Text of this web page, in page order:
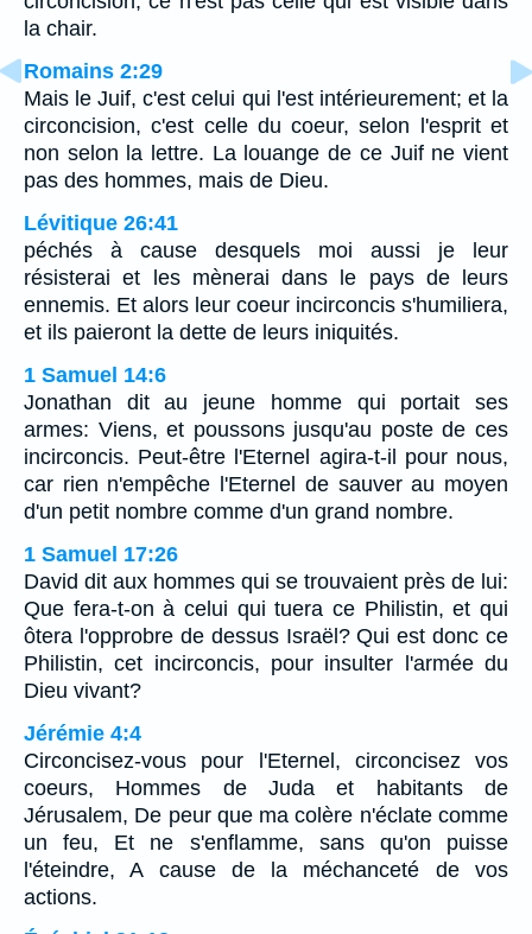
la chair.
Romains 2:29
Mais le Juif, c'est celui qui l'est intérieurement; et la
circoncision, c'est celle du coeur, selon l'esprit et
non selon la lettre. La louange de ce Juif ne vient
pas des hommes, mais de Dieu.
Lévitique 26:41
péchés à cause desquels moi aussi je leur
résisterai et les mènerai dans le pays de leurs
ennemis. Et alors leur coeur incirconcis s'humiliera,
et ils paieront la dette de leurs iniquités.
1 Samuel 14:6
Jonathan dit au jeune homme qui portait ses
armes: Viens, et poussons jusqu'au poste de ces
incirconcis. Peut-être l'Eternel agira-t-il pour nous,
car rien n'empêche l'Eternel de sauver au moyen
d'un petit nombre comme d'un grand nombre.
1 Samuel 17:26
David dit aux hommes qui se trouvaient près de lui:
Que fera-t-on à celui qui tuera ce Philistin, et qui
ôtera l'opprobre de dessus Israël? Qui est donc ce
Philistin, cet incirconcis, pour insulter l'armée du
Dieu vivant?
Jérémie 4:4
Circoncisez-vous pour l'Eternel, circoncisez vos
coeurs, Hommes de Juda et habitants de
Jérusalem, De peur que ma colère n'éclate comme
un feu, Et ne s'enflamme, sans qu'on puisse
l'éteindre, A cause de la méchanceté de vos
actions.